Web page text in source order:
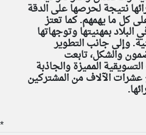
نتيجة لحرصها على الدقة
كل ما يهمهم. كما تعتز
البلاد بمهنيتها وتوجهاتها
وإلى جانب التطوير
والشكل، تابعت
المميزة والجاذبة
الآلاف من المشتركين
*